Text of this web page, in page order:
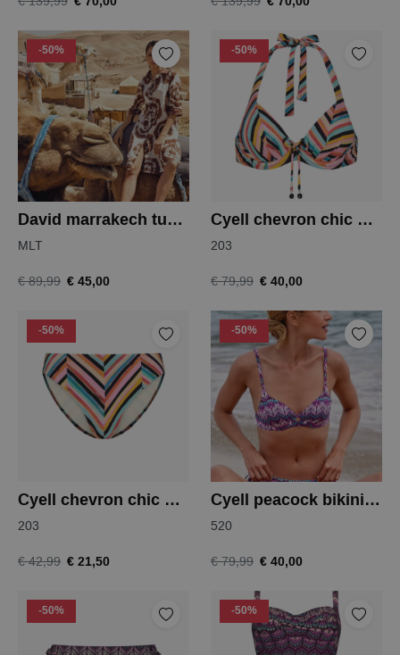
-50%
David marrakech tuniek
MLT
€ 89,99 € 45,00
-50%
Cyell chevron chic bikinitop
203
€ 79,99 € 40,00
-50%
Cyell chevron chic bikinislip
203
€ 42,99 € 21,50
-50%
Cyell peacock bikinitop
520
€ 79,99 € 40,00
-50% -50%